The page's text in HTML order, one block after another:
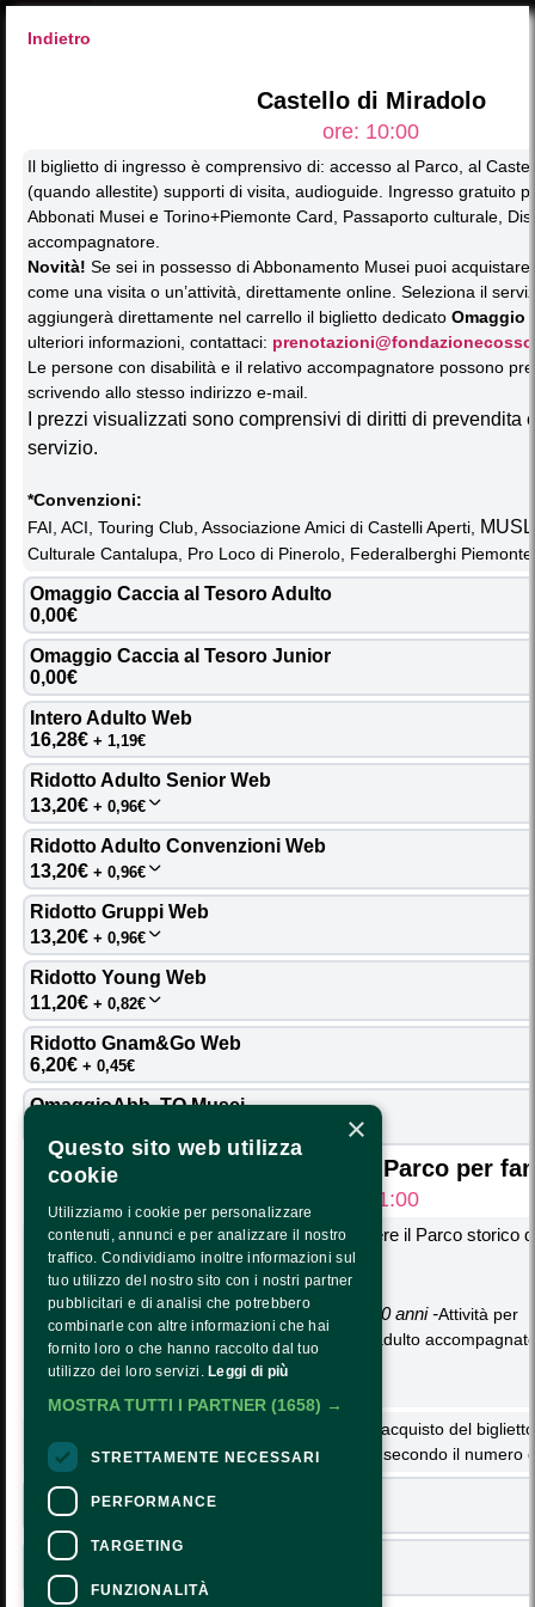
Inserisci codice
SCEGLI DAL CALENDARIO
Attività NATURA Attività ARTE
Attività MUSICA
Occasioni SPECIALI
2026
AGOSTO
L M M G V S D
LUN
27
MAR
28
MER
29
GIO
30 31 01 02
03 04 05 06 07 08 09
LUN
10
MAR
11
MER
12
GIO
13
VEN
14
SAB DOM
LUN
17
MAR
18
MER
19
GIO
20
VEN
21 22 23
LUN
24
MAR
25 26 27
LUN
31
MAR
01
MER GIO VEN SAB DOM
Indietro
Castello di Miradolo
ore: 10:00
Il biglietto di ingresso è comprensivo di: accesso al Parco, al
(quando allestite) supporti di visita, audioguide. Ingresso gratuito
Abbonati Musei e Torino+Piemonte Card, Passaporto culturale,
accompagnatore.
Novità! Se sei in possesso di Abbonamento Musei puoi
come una visita o un’attività, direttamente online. Seleziona il
aggiungerà direttamente nel carrello il biglietto dedicato Omaggio
ulteriori informazioni, contattaci:
Le persone con disabilità e il relativo accompagnatore possono
scrivendo allo stesso indirizzo e-mail.
I prezzi visualizzati sono comprensivi di diritti di prevendita
servizio.
*Convenzioni:
FAI, ACI, Touring Club, Associazione Amici di Castelli Aperti,
Culturale Cantalupa, Pro Loco di Pinerolo, Federalberghi
Omaggio Caccia al Tesoro Adulto
0,00€
Omaggio Caccia al Tesoro Junior
0,00€
Intero Adulto Web
16,28€ + 1,19€
Ridotto Adulto Senior Web
13,20€ + 0,96€
Ridotto Adulto Convenzioni Web
13,20€ + 0,96€
Ridotto Gruppi Web
13,20€ + 0,96€
Ridotto Young Web
11,20€ + 0,82€
Ridotto Gnam&Go Web
6,20€ + 0,45€
OmaggioAbb. TO Musei
Caccia al tesoro nel Parco per
ore: 11:00
Una giornata di giochi e scoperte per conoscere il Parco storico
divertendosi.
Caccia al tesoro per famiglie con bambin* 4-10 anni -Attività per
famiglie:è richiesta la presenza di almeno un adulto
L’iscrizione all’attività è valida solo a fronte dell’acquisto del
l'inserimento nel carrello dei biglietti necessari, secondo il numero
Intero Adulto Web
7,00€
Intero Junior Web
7,00€
LA NOSTRA MISSIONE
CALENDARIO
PRESS AREA
TRASPARENZA
PTRASPARENZA NRR - NEXTGENERATIONEU
COME ARRIVARE
ORARI E COSTI
CONTATTI
CONTATTI
Per informazioni e supporto all'acquisto
×
Questo sito web utilizza
cookie
Utilizziamo i cookie per personalizzare
contenuti, annunci e per analizzare il nostro
traffico. Condividiamo inoltre informazioni sul
tuo utilizzo del nostro sito con i nostri partner
pubblicitari e di analisi che potrebbero
combinarle con altre informazioni che hai
fornito loro o che hanno raccolto dal tuo
utilizzo dei loro servizi. Leggi di più
MOSTRA TUTTI I PARTNER (1658) →
STRETTAMENTE NECESSARI
PERFORMANCE
TARGETING
FUNZIONALITÀ